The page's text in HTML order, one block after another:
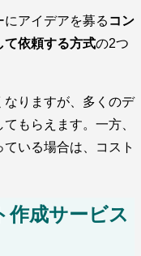
アイデアを募る コン
て依頼する方式の2つ
なりますが、多くのデ
もらえます。一方、
いる場合は、コスト
作成サービス